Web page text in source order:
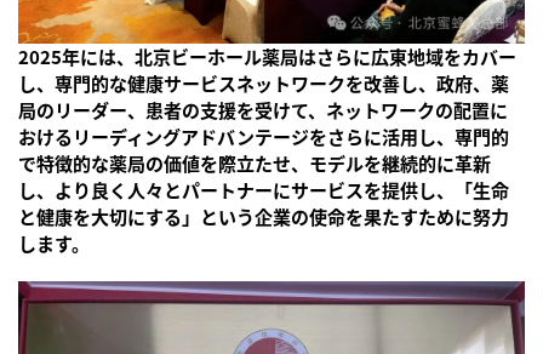
2025年には、北京ビーホール薬局はさらに広東地域をカバー
し、専門的な健康サービスネットワークを改善し、政府、薬
局のリーダー、患者の支援を受けて、ネットワークの配置に
おけるリーディングアドバンテージをさらに活用し、専門的
で特徴的な薬局の価値を際立たせ、モデルを継続的に革新
し、より良く人々とパートナーにサービスを提供し、「生命
と健康を大切にする」という企業の使命を果たすために努力
します。